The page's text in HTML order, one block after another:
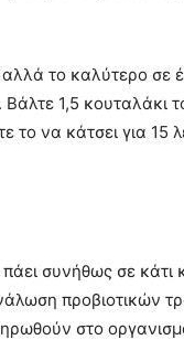
το καλύτερο σε
1,5 κουταλάκι
να κάτσει για 15
συνήθως σε
προβιοτικών
στο